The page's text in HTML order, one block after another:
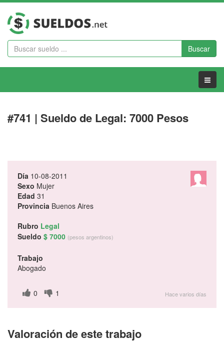
Buscar
Menu
#741 | Sueldo de Legal: 7000 Pesos
Día 10-08-2011
Sexo Mujer
Edad 31
Provincia Buenos Aires
Rubro Legal
Sueldo $ 7000 (pesos argentinos)
Trabajo
Abogado
0 1 Hace varios días
Valoración de este trabajo